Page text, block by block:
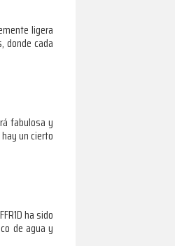
ligera
donde cada
fabulosa y
un cierto
ha sido
de agua y